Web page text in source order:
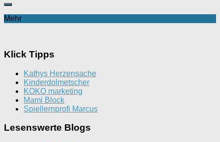
Mehr
Klick Tipps
Kathys Herzensache
Kinderdolmetscher
KOKO marketing
Mami Block
Spiellernprofi Marcus
Lesenswerte Blogs